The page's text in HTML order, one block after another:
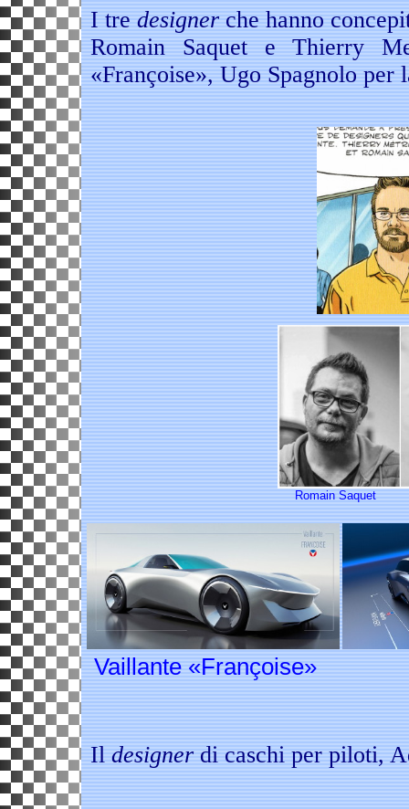
I tre designer che hanno
Romain Saquet e Thierry
«Françoise», Ugo Spagnolo
Romain
Vaillante
Il designer di caschi per piloti,